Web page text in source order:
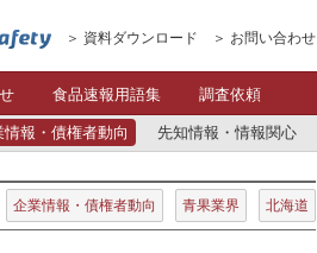
資料ダウンロード お問い合わせ
食品速報用語集 調査依頼
情報・債権者動向 先知情報・情報関心
企業情報・債権者動向 青果業界 北海道